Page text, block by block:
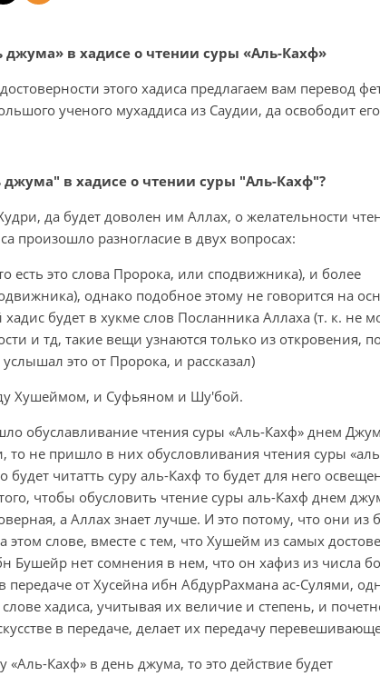
джума» в хадисе о чтении суры «Аль-Кахф»
этого хадиса предлагаем вам перевод
ученого мухаддиса из Саудии, да освободит
джума" в хадисе о чтении суры "Аль-Кахф"?
да будет доволен им Аллах, о желательности
произошло разногласие в двух вопросах:
есть это слова Пророка, или сподвижника), и более
однако подобное этому не говорится на
будет в хукме слов Посланника Аллаха (т. к. не
и тд, такие вещи узнаются только из откровения,
это от Пророка, и рассказал)
Хушеймом, и Суфьяном и Шу'бой.
обуславливание чтения суры «Аль-Кахф» днем
то не пришло в них обусловливания чтения суры
читатть суру аль-Кахф то будет для него
чтобы обусловить чтение суры аль-Кахф днем
а Аллах знает лучше. И это потому, что они из
слове, вместе с тем, что Хушейм из самых
Бушейр нет сомнения в нем, что он хафиз из числа
от Хусейна ибн АбдурРахмана ас-Сулями,
хадиса, учитывая их величие и степень, и
в передаче, делает их передачу
«Аль-Кахф» в день джума, то это действие будет